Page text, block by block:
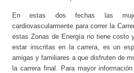
En estas dos fechas las
cardiovascularmente para correr la
estas Zonas de Energía no tiene costo
estar inscritas en la carrera, es un
amigas y familiares a que disfruten de
la carrera final. Para mayor